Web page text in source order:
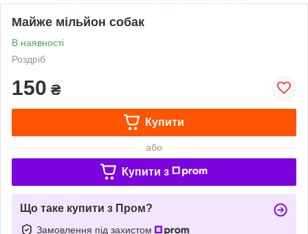
Майже мільйон собак
В наявності
Роздріб
150 ₴
Купити
або
Купити з
Що таке купити з Пром?
Замовлення під захистом